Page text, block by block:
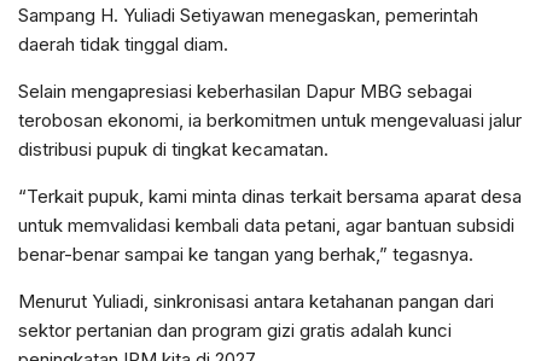
Sampang H. Yuliadi Setiyawan menegaskan, pemerintah
daerah tidak tinggal diam.
Selain mengapresiasi keberhasilan Dapur MBG sebagai
terobosan ekonomi, ia berkomitmen untuk mengevaluasi jalur
distribusi pupuk di tingkat kecamatan.
“Terkait pupuk, kami minta dinas terkait bersama aparat desa
untuk memvalidasi kembali data petani, agar bantuan subsidi
benar-benar sampai ke tangan yang berhak,” tegasnya.
Menurut Yuliadi, sinkronisasi antara ketahanan pangan dari
sektor pertanian dan program gizi gratis adalah kunci